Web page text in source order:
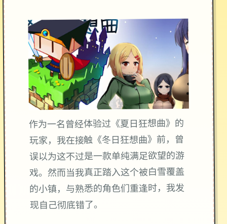
作为一名曾经体验过《夏日狂想曲》的
玩家，我在接触《冬日狂想曲》前，曾
误以为这不过是一款​​单纯满足欲望的游
戏​​。然而当我真正踏入这个被白雪覆盖
的小镇，与熟悉的角色们重逢时，我发
现自己彻底错了。